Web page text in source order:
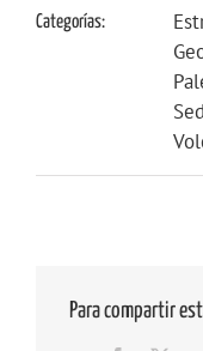
Categorías:
Para compartir